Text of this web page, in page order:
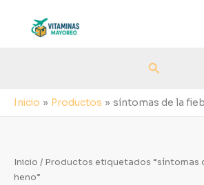
contenido
Buscar
Inicio Productos síntomas de la
Inicio / Productos etiquetados “síntomas
heno”